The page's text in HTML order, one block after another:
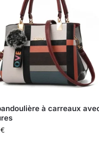
à carreaux
€